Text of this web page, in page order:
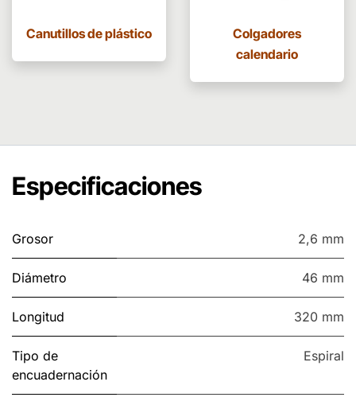
Canutillos de plástico
Colgadores
calendario
Especificaciones
Grosor 2,6 mm
Diámetro 46 mm
Longitud 320 mm
Tipo de
encuadernación
Espiral